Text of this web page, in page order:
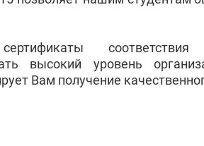
высокий уровень
Вам получение